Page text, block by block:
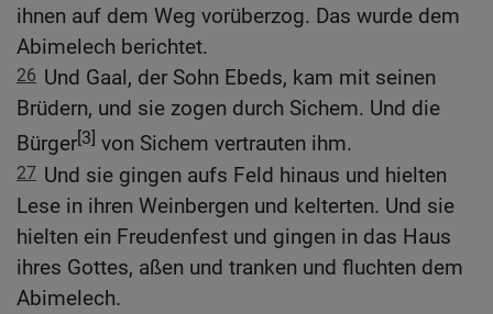
ihnen auf dem Weg vorüberzog. Das wurde dem
Abimelech berichtet.
26 Und Gaal, der Sohn Ebeds, kam mit seinen
Brüdern, und sie zogen durch Sichem. Und die
Bürger[3] von Sichem vertrauten ihm.
27 Und sie gingen aufs Feld hinaus und hielten
Lese in ihren Weinbergen und kelterten. Und sie
hielten ein Freudenfest und gingen in das Haus
ihres Gottes, aßen und tranken und fluchten dem
Abimelech.